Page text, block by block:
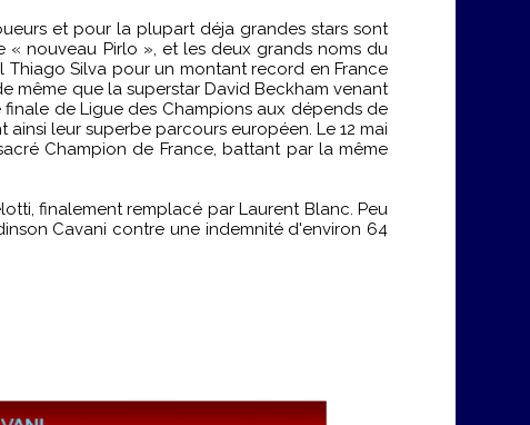
et pour la plupart déja grandes stars sont
« nouveau Pirlo », et les deux grands noms du
Silva pour un montant record en France
même que la superstar David Beckham venant
finale de Ligue des Champions aux dépends de
leur superbe parcours européen. Le 12 mai
Champion de France, battant par la même
finalement remplacé par Laurent Blanc. Peu
Cavani contre une indemnité d'environ 64